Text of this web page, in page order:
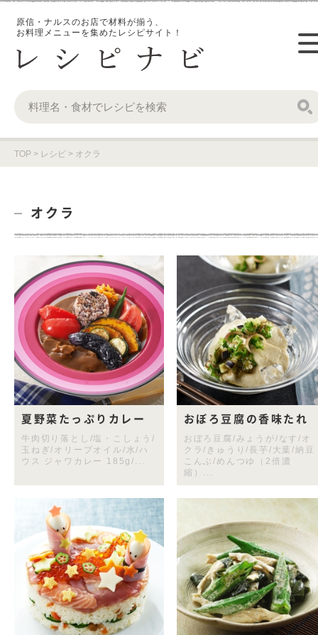
原信・ナルスのお店で材料が揃う、
お料理メニューを集めたレシピサイト！
TOP > レシピ > オクラ
オクラ
夏野菜たっぷりカレー
牛肉切り落とし/塩・こしょう/
玉ねぎ/オリーブオイル/水/ハ
ウス ジャワカレー 185g/...
おぼろ豆腐の香味たれ
おぼろ豆腐/みょうが/なす/オ
クラ/きゅうり/長芋/大葉/納豆
こんぶ/めんつゆ（2倍濃
縮）...